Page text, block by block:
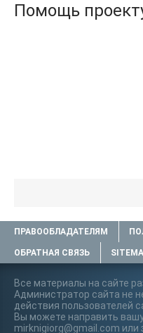
Помощь
ПРАВООБЛАДАТЕЛЯМ
ОБРАТНАЯ СВЯЗЬ
Все материалы на сайте
Администратор сайта не
действия пользователей
Вы можете направить
mirknigiorg@gmail.com